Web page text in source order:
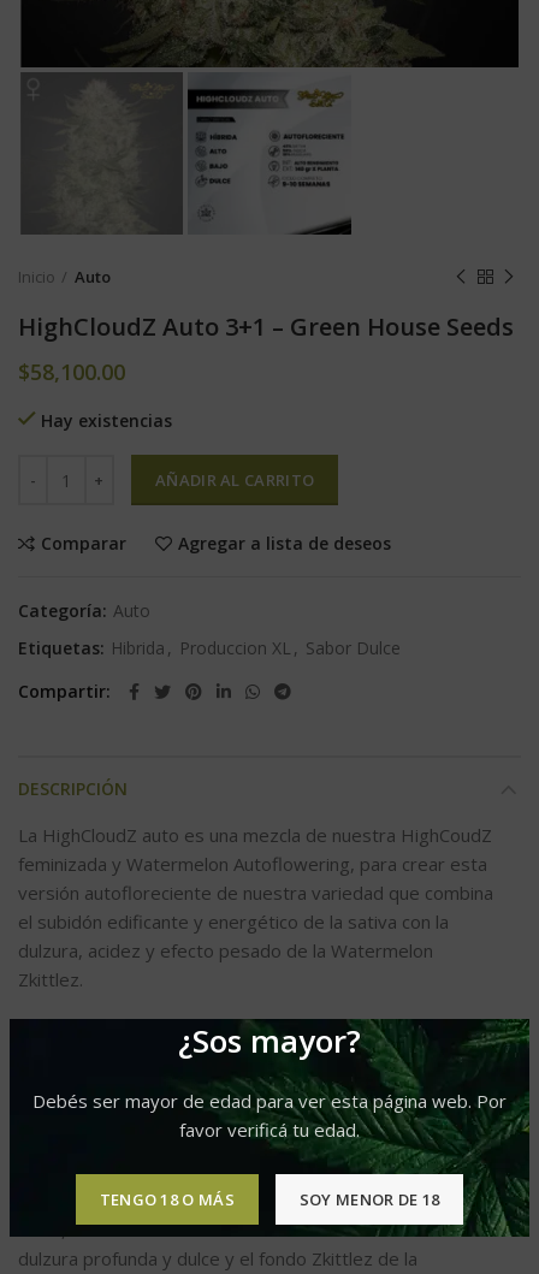
¿Sos mayor?
Debés ser mayor de edad para ver esta página web. Por
favor verificá tu edad.
TENGO 18 O MÁS SOY MENOR DE 18
Inicio Auto
HighCloudZ Auto 3+1 – Green House Seeds
$58,100.00
Hay existencias
AÑADIR AL CARRITO
Comparar Agregar a lista de deseos
Categoría: Auto
Etiquetas: Hibrida , Produccion XL , Sabor Dulce
Compartir
DESCRIPCIÓN
La HighCloudZ auto es una mezcla de nuestra HighCoudZ
feminizada y Watermelon Autoflowering, para crear esta
versión autofloreciente de nuestra variedad que combina
el subidón edificante y energético de la sativa con la
dulzura, acidez y efecto pesado de la Watermelon
Zkittlez.
La HighCloudZ auto crece con una larga cola principal
seguida de algunas ramas secundarias fuertes y
vigorosas que intentarán competir por la copa dando un
hermoso dosel de ramas saludables. Las flores se
volverán muy compactas con cálices grandes.
El aroma de la HighCloudZ auto es extremadamente
dulce, mezclando la dulzura de la Cloud Walker con su
dulzura profunda y dulce y el fondo Zkittlez de la